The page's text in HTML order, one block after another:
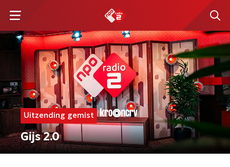
Uitzending gemist
Gijs 2.0